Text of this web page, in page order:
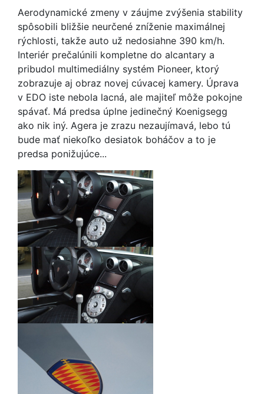
Aerodynamické zmeny v záujme zvýšenia stability
spôsobili bližšie neurčené zníženie maximálnej
rýchlosti, takže auto už nedosiahne 390 km/h.
Interiér prečalúnili kompletne do alcantary a
pribudol multimediálny systém Pioneer, ktorý
zobrazuje aj obraz novej cúvacej kamery. Úprava
v EDO iste nebola lacná, ale majiteľ môže pokojne
spávať. Má predsa úplne jedinečný Koenigsegg
ako nik iný. Agera je zrazu nezaujímavá, lebo tú
bude mať niekoľko desiatok boháčov a to je
predsa ponižujúce...